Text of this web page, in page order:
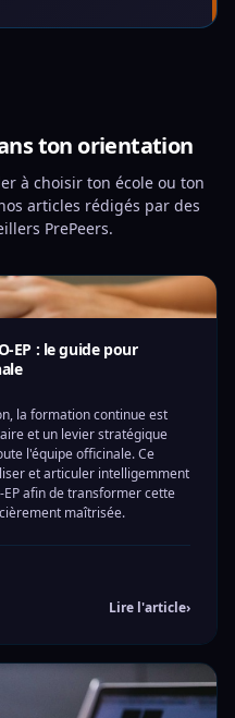
ton orientation
à choisir ton école ou ton
articles rédigés par des
PrePeers.
EP : le guide pour
la formation continue est
et un levier stratégique
l'équipe officinale. Ce
et articuler intelligemment
EP afin de transformer cette
maîtrisée.
Lire l'article›